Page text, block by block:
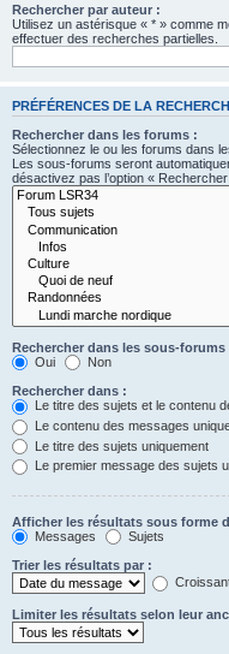
Rechercher par auteur :
Utilisez un astérisque « * » comme
effectuer des recherches partielles.
PRÉFÉRENCES DE LA
Rechercher dans les forums :
Sélectionnez le ou les forums dans
Les sous-forums seront
désactivez pas l’option «
Rechercher dans les sous-forums
Oui
Non
Rechercher dans :
Le titre des sujets et le contenu
Le contenu des messages
Le titre des sujets uniquement
Le premier message des sujets
Afficher les résultats sous forme
Messages
Sujets
Trier les résultats par :
Limiter les résultats selon leur